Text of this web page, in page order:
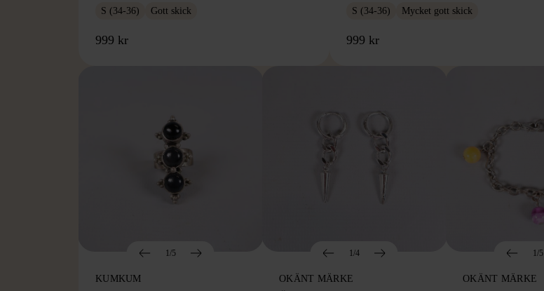
S (34-36) Gott skick
999 kr
S (34-36) Mycket gott skick
999 kr
1/5
KUMKUM
1/4
OKÄNT MÄRKE
1/5
OKÄNT MÄRKE